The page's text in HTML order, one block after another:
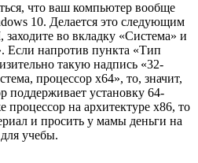
что ваш компьютер вообще
10. Делается это следующим
во вкладку «Система» и
Если напротив пункта «Тип
такую надпись «32-
процессор x64», то, значит,
поддерживает установку 64-
процессор на архитектуре x86, то
и просить у мамы деньги на
учебы.